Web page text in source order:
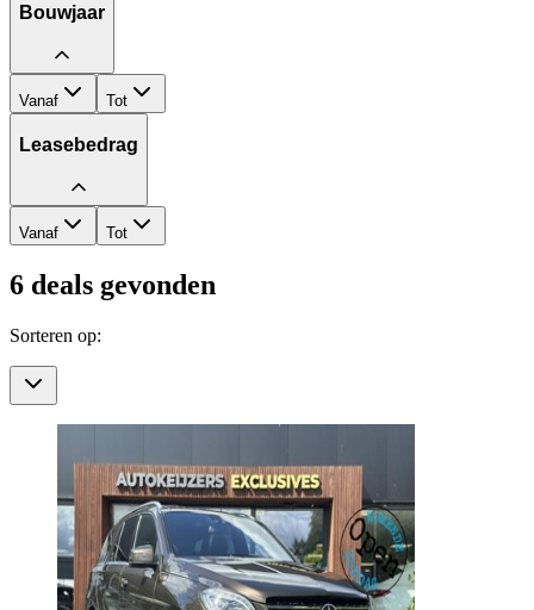
Bouwjaar
Vanaf Tot
Leasebedrag
Vanaf Tot
6 deals gevonden
Sorteren op: